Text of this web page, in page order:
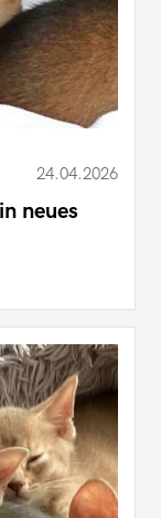
24.04.2026
neues